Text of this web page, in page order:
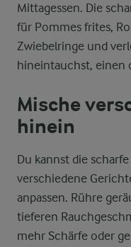
Mittagessen. Die
für Pommes frites,
Zwiebelringe und
hineintauchst, einen
Mische
hinein
Du kannst die
verschiedene
anpassen. Rühre
tieferen
mehr Schärfe oder